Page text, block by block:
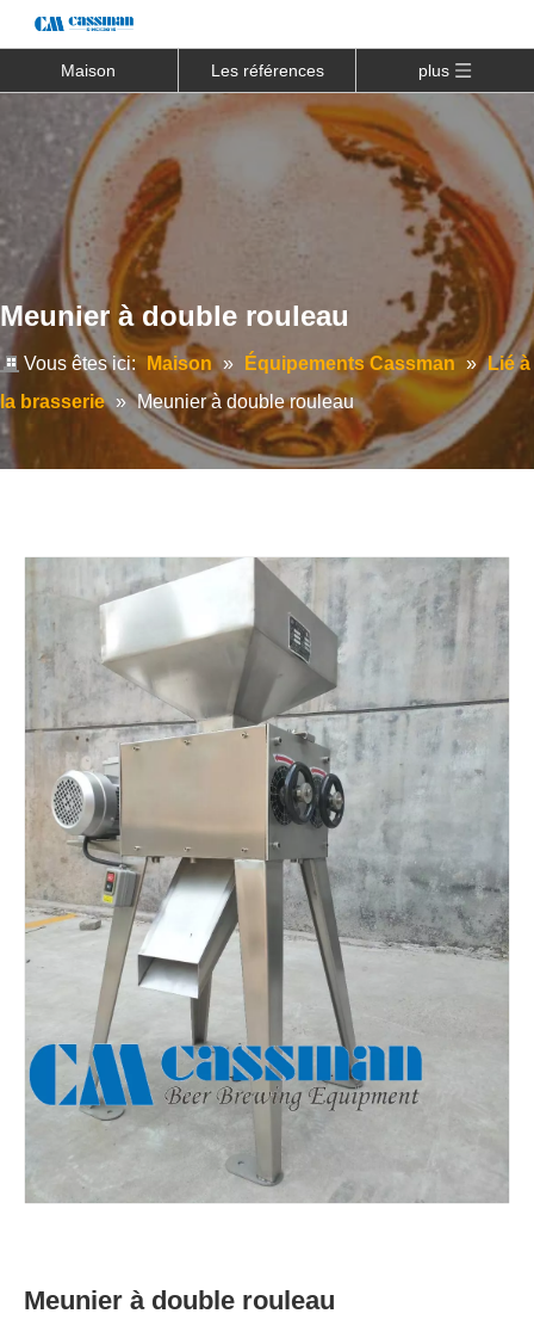
Maison Les références plus
Meunier à double rouleau
Vous êtes ici: Maison » Équipements Cassman » Lié à
la brasserie » Meunier à double rouleau
Meunier à double rouleau